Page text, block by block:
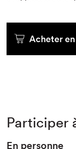
Acheter
Participer
En personne